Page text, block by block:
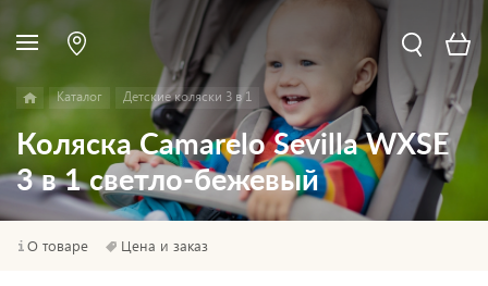
Каталог Детские коляски 3 в 1
Коляска Camarelo Sevilla WXSE
3 в 1 светло-бежевый
О товаре Цена и заказ